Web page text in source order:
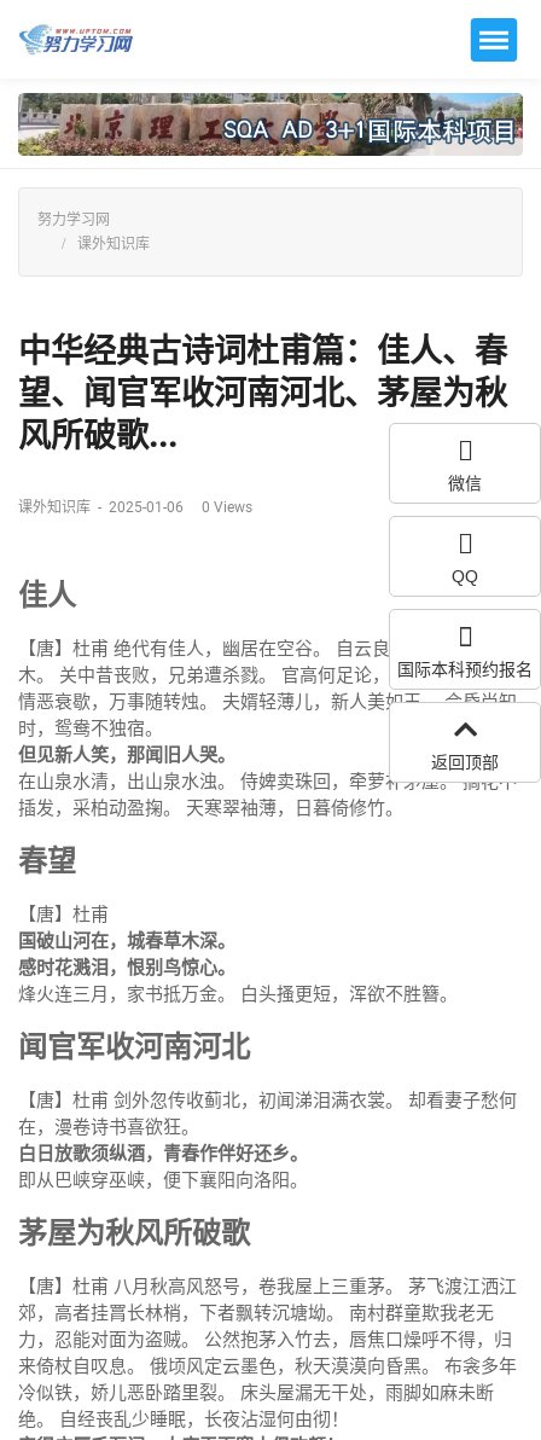
努力学习网
课外知识库
中华经典古诗词杜甫篇：佳人、春
望、闻官军收河南河北、茅屋为秋
风所破歌...
课外知识库 - 2025-01-06 0 Views
佳人
【唐】杜甫 绝代有佳人，幽居在空谷。 自云良家子，零落依草
木。 关中昔丧败，兄弟遭杀戮。 官高何足论，不得收骨肉。 世
情恶衰歇，万事随转烛。 夫婿轻薄儿，新人美如玉。 合昏尚知
时，鸳鸯不独宿。
但见新人笑，那闻旧人哭。
在山泉水清，出山泉水浊。 侍婢卖珠回，牵萝补茅屋。 摘花不
插发，采柏动盈掬。 天寒翠袖薄，日暮倚修竹。
春望
【唐】杜甫
国破山河在，城春草木深。
感时花溅泪，恨别鸟惊心。
烽火连三月，家书抵万金。 白头搔更短，浑欲不胜簪。
闻官军收河南河北
【唐】杜甫 剑外忽传收蓟北，初闻涕泪满衣裳。 却看妻子愁何
在，漫卷诗书喜欲狂。
白日放歌须纵酒，青春作伴好还乡。
即从巴峡穿巫峡，便下襄阳向洛阳。
茅屋为秋风所破歌
【唐】杜甫 八月秋高风怒号，卷我屋上三重茅。 茅飞渡江洒江
郊，高者挂罥长林梢，下者飘转沉塘坳。 南村群童欺我老无
力，忍能对面为盗贼。 公然抱茅入竹去，唇焦口燥呼不得，归
来倚杖自叹息。 俄顷风定云墨色，秋天漠漠向昏黑。 布衾多年
冷似铁，娇儿恶卧踏里裂。 床头屋漏无干处，雨脚如麻未断
绝。 自经丧乱少睡眠，长夜沾湿何由彻！
微信
QQ
国际本科预约报名
返回顶部